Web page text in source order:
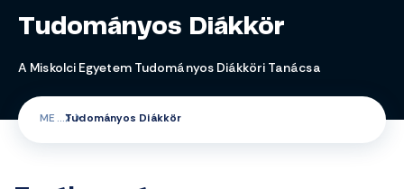
Tudományos Diákkör
A Miskolci Egyetem Tudományos Diákköri Tanácsa
ME Tudományos Diákkör